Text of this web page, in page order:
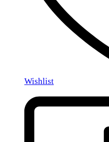
Wishlist